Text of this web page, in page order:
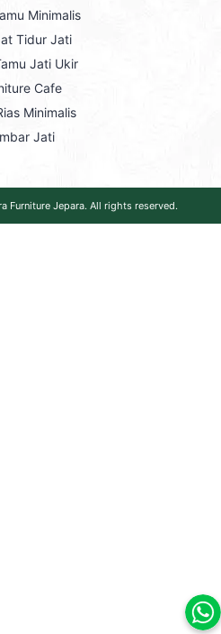
Minimalis
Tidur Jati
Jati Ukir
Cafe
Minimalis
Jati
Furniture Jepara. All rights reserved.